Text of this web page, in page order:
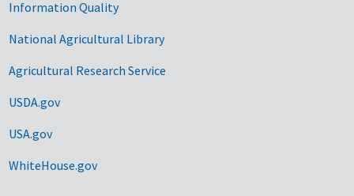
Information Quality
National Agricultural Library
Agricultural Research Service
USDA.gov
USA.gov
WhiteHouse.gov